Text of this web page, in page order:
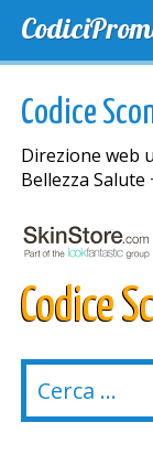
Codice
Direzione web
Bellezza Salute
Codice